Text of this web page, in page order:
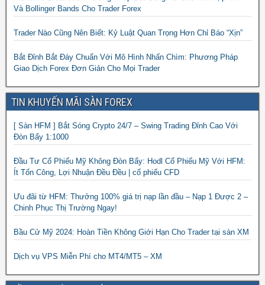
Và Bollinger Bands Cho Trader Forex
Trader Nào Cũng Nên Biết: Kỷ Luật Quan Trọng Hơn Chỉ Báo “Xịn”
Bắt Đỉnh Bắt Đáy Chuẩn Với Mô Hình Nhấn Chìm: Phương Pháp
Giao Dịch Forex Đơn Giản Cho Mọi Trader
TIN KHUYẾN MÃI SÀN FOREX
[ Sàn HFM ] Bắt Sóng Crypto 24/7 – Swing Trading Đỉnh Cao Với
Đòn Bẩy 1:1000
Đầu Tư Cổ Phiếu Mỹ Không Đòn Bẩy: Hodl Cổ Phiếu Mỹ Với HFM:
Ít Tốn Công, Lợi Nhuận Đều Đều | cổ phiếu CFD
Ưu đãi từ HFM: Thưởng 100% giá trị nạp lần đầu – Nạp 1 Được 2 –
Chinh Phục Thị Trường Ngay!
Bầu Cử Mỹ 2024: Hoàn Tiền Không Giới Hạn Cho Trader tại sàn XM
Dịch vụ VPS Miễn Phí cho MT4/MT5 – XM